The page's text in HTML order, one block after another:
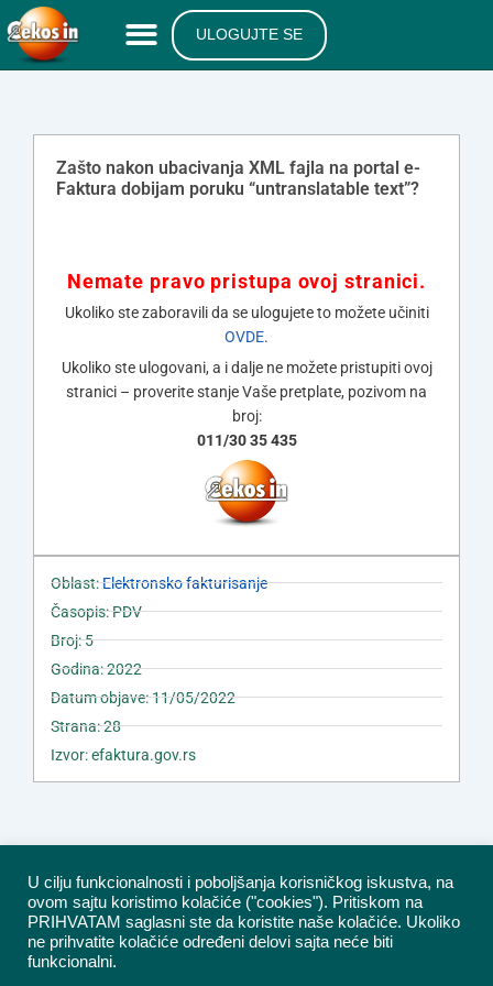
ULOGUJTE SE
Zašto nakon ubacivanja XML fajla na portal e-
Faktura dobijam poruku “untranslatable text”?
Nemate pravo pristupa ovoj stranici.
Ukoliko ste zaboravili da se ulogujete to možete učiniti
OVDE.
Ukoliko ste ulogovani, a i dalje ne možete pristupiti ovoj
stranici – proverite stanje Vaše pretplate, pozivom na
broj:
011/30 35 435
Oblast:Elektronsko fakturisanje
Časopis: PDV
Broj: 5
Godina: 2022
Datum objave: 11/05/2022
Strana: 28
Izvor: efaktura.gov.rs
U cilju funkcionalnosti i poboljšanja korisničkog iskustva, na
ovom sajtu koristimo kolačiće ("cookies"). Pritiskom na
PRIHVATAM saglasni ste da koristite naše kolačiće. Ukoliko
ne prihvatite kolačiće određeni delovi sajta neće biti
funkcionalni.